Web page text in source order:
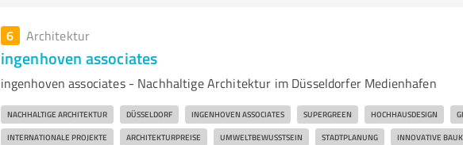
6 Architektur
ingenhoven associates
ingenhoven associates - Nachhaltige Architektur im Düsseldorfer Medienhafen
NACHHALTIGE ARCHITEKTUR DÜSSELDORF INGENHOVEN ASSOCIATES SUPERGREEN HOCHHAUSDESIGN
INTERNATIONALE PROJEKTE ARCHITEKTURPREISE UMWELTBEWUSSTSEIN STADTPLANUNG INNOVATIVE